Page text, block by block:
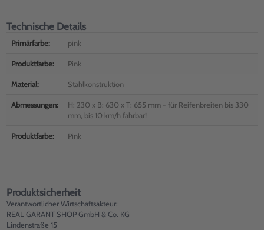
Technische Details
Primärfarbe: pink
Produktfarbe: Pink
Material: Stahlkonstruktion
Abmessungen:
H: 230 x B: 630 x T: 655 mm - für Reifenbreiten bis 330
mm, bis 10 km/h fahrbar!
Produktfarbe: Pink
Produktsicherheit
Verantwortlicher Wirtschaftsakteur:
REAL GARANT SHOP GmbH & Co. KG
Lindenstraße 15